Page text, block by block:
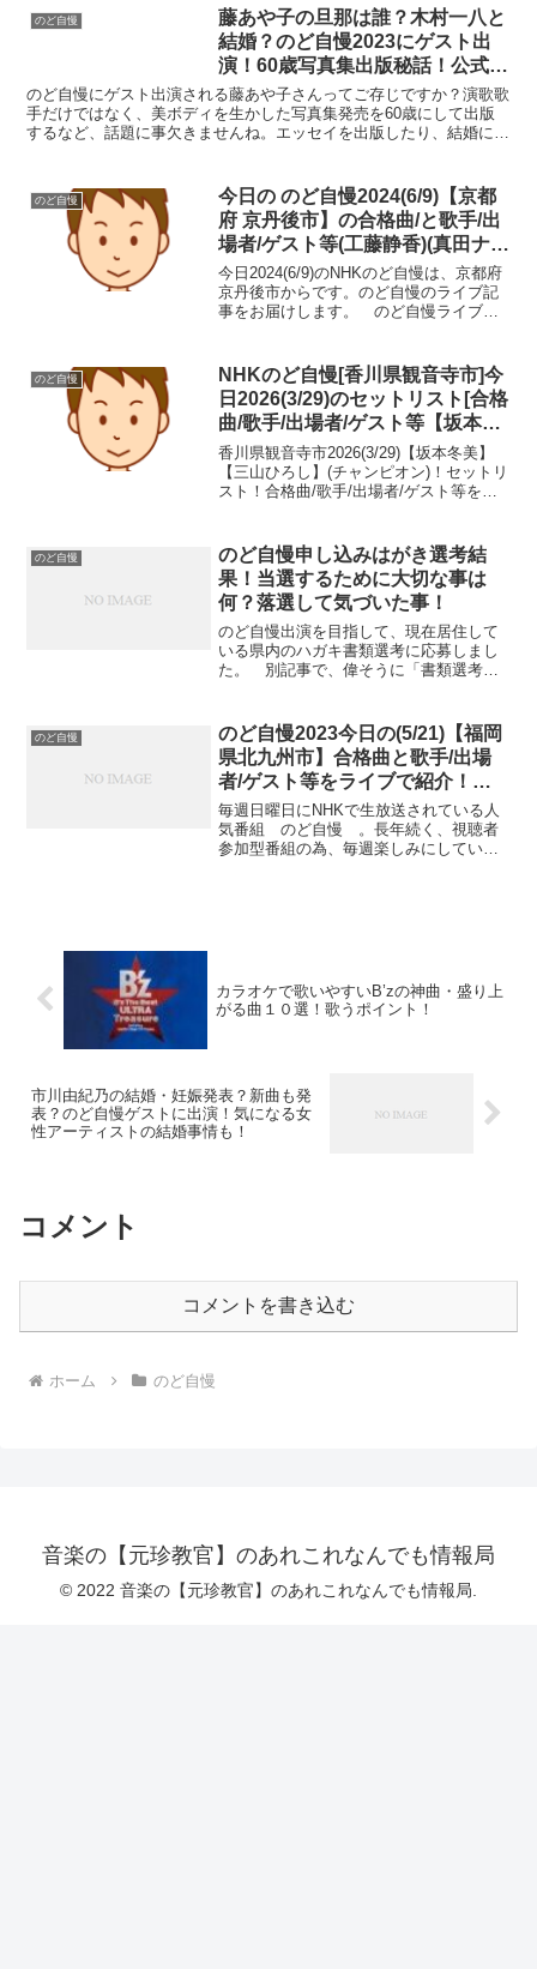
るだけ詳しくご紹介します。 のど自慢ラ
イブ記事の...
のど自慢
藤あや子の旦那は誰？木村一八と
結婚？のど自慢2023にゲスト出
演！60歳写真集出版秘話！公式ブ
ログの紹介！
のど自慢にゲスト出演される藤あや子さんってご存じですか？演歌歌
手だけではなく、美ボディを生かした写真集発売を60歳にして出版
するなど、話題に事欠きませんね。エッセイを出版したり、結婚に関
のど自慢
今日の のど自慢2024(6/9)【京都
府 京丹後市】の合格曲/と歌手/出
場者/ゲスト等(工藤静香)(真田ナオ
キ)をライブで紹介！見逃し・ネ
タバレ
今日2024(6/9)のNHKのど自慢は、京都府
京丹後市からです。のど自慢のライブ記
事をお届けします。 のど自慢ライブ記
気になっているのが、合格曲だと思うか
らです。合...
のど自慢
NHKのど自慢[香川県観音寺市]今
日2026(3/29)のセットリスト[合格
曲/歌手/出場者/ゲスト等【坂本冬
美】【三山ひろし】[私は最強(つ
ゆ えみこ)]+ライブ記事！見逃
し・ネタバレ
香川県観音寺市2026(3/29)【坂本冬美】
【三山ひろし】(チャンピオン)！セットリ
スト！合格曲/歌手/出場者/ゲスト等をラ
音寺市からです。のど自慢のライブ...
のど自慢
のど自慢申し込みはがき選考結
果！当選するために大切な事は
何？落選して気づいた事！
のど自慢出演を目指して、現在居住して
いる県内のハガキ書類選考に応募しまし
た。 別記事で、偉そうに「書類選考に
ば、きっと通るという無謀な過信があり
ました。(笑) そこで、改...
のど自慢
のど自慢2023今日の(5/21)【福岡
県北九州市】合格曲と歌手/出場
者/ゲスト等をライブで紹介！見
逃し・ネタバレ
毎週日曜日にNHKで生放送されている人
気番組 のど自慢 。長年続く、視聴者
参加型番組の為、毎週楽しみにしている
カラオケで歌いやすいB’zの神曲・盛り上
がる曲１０選！歌うポイント！
市川由紀乃の結婚・妊娠発表？新曲も発
表？のど自慢ゲストに出演！気になる女
性アーティストの結婚事情も！
コメント
コメントを書き込む
ホーム のど自慢
音楽の【元珍教官】のあれこれなんでも情報局
© 2022 音楽の【元珍教官】のあれこれなんでも情報局.